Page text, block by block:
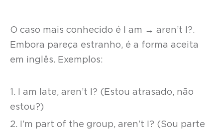
O caso mais conhecido é I am → aren’t I?.
Embora pareça estranho, é a forma aceita
em inglês. Exemplos:
1. I am late, aren’t I? (Estou atrasado, não
estou?)
2. I’m part of the group, aren’t I? (Sou parte